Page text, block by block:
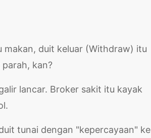
makan, duit keluar (Withdraw) itu
kan?
lancar. Broker sakit itu kayak
tunai dengan "kepercayaan" ke